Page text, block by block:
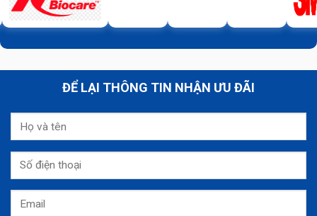
ĐỂ LẠI THÔNG TIN NHẬN ƯU ĐÃI